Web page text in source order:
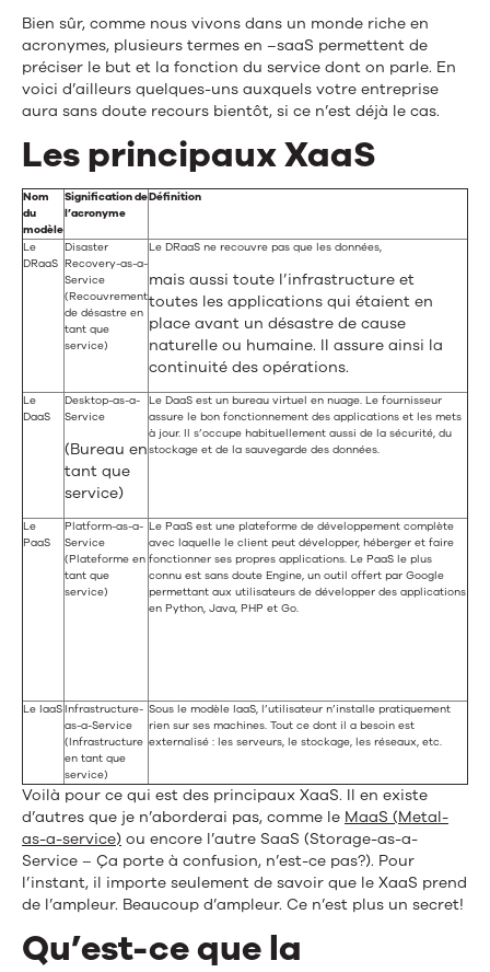
Bien sûr, comme nous vivons dans un monde riche en
acronymes, plusieurs termes en –saaS permettent de
préciser le but et la fonction du service dont on parle. En
voici d’ailleurs quelques-uns auxquels votre entreprise
aura sans doute recours bientôt, si ce n’est déjà le cas.
Les principaux XaaS
Nom
du
modèle
Signification de
l’acronyme
Définition
Le
DRaaS
Disaster
Recovery-as-a-
Service
(Recouvrement
de désastre en
tant que
service)
Le DRaaS ne recouvre pas que les données,
mais aussi toute l’infrastructure et
toutes les applications qui étaient en
place avant un désastre de cause
naturelle ou humaine. Il assure ainsi la
continuité des opérations.
Le
DaaS
Desktop-as-a-
Service
(Bureau en
tant que
service)
Le DaaS est un bureau virtuel en nuage. Le fournisseur
assure le bon fonctionnement des applications et les mets
à jour. Il s’occupe habituellement aussi de la sécurité, du
stockage et de la sauvegarde des données.
Le
PaaS
Platform-as-a-
Service
(Plateforme en
tant que
service)
Le PaaS est une plateforme de développement complète
avec laquelle le client peut développer, héberger et faire
fonctionner ses propres applications. Le PaaS le plus
connu est sans doute Engine, un outil offert par Google
permettant aux utilisateurs de développer des applications
en Python, Java, PHP et Go.
Le IaaSInfrastructure-
as-a-Service
(Infrastructure
en tant que
service)
Sous le modèle IaaS, l’utilisateur n’installe pratiquement
rien sur ses machines. Tout ce dont il a besoin est
externalisé : les serveurs, le stockage, les réseaux, etc.
Voilà pour ce qui est des principaux XaaS. Il en existe
d’autres que je n’aborderai pas, comme le MaaS (Metal-
as-a-service) ou encore l’autre SaaS (Storage-as-a-
Service – Ça porte à confusion, n’est-ce pas?). Pour
l’instant, il importe seulement de savoir que le XaaS prend
de l’ampleur. Beaucoup d’ampleur. Ce n’est plus un secret!
Qu’est-ce que la